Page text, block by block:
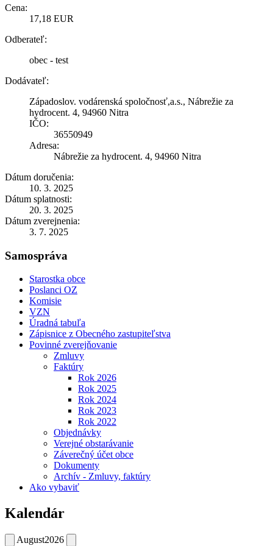
Cena:
17,18 EUR
Odberateľ:
obec - test
Dodávateľ:
Západoslov. vodárenská spoločnosť,a.s., Nábrežie za
hydrocent. 4, 94960 Nitra
IČO:
36550949
Adresa:
Nábrežie za hydrocent. 4, 94960 Nitra
Dátum doručenia:
10. 3. 2025
Dátum splatnosti:
20. 3. 2025
Dátum zverejnenia:
3. 7. 2025
Samospráva
Starostka obce
Poslanci OZ
Komisie
VZN
Úradná tabuľa
Zápisnice z Obecného zastupiteľstva
Povinné zverejňovanie
Zmluvy
Faktúry
Rok 2026
Rok 2025
Rok 2024
Rok 2023
Rok 2022
Objednávky
Verejné obstarávanie
Záverečný účet obce
Dokumenty
Archív - Zmluvy, faktúry
Ako vybaviť
Kalendár
August2026